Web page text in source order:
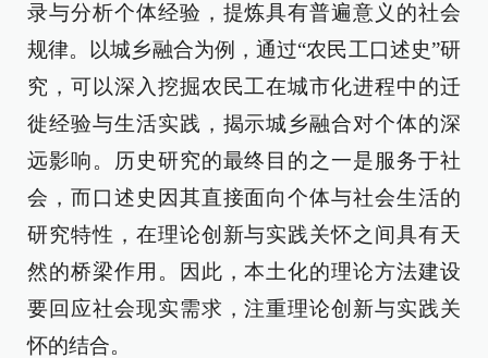
录与分析个体经验，提炼具有普遍意义的社会
规律。以城乡融合为例，通过“农民工口述史”研
究，可以深入挖掘农民工在城市化进程中的迁
徙经验与生活实践，揭示城乡融合对个体的深
远影响。历史研究的最终目的之一是服务于社
会，而口述史因其直接面向个体与社会生活的
研究特性，在理论创新与实践关怀之间具有天
然的桥梁作用。因此，本土化的理论方法建设
要回应社会现实需求，注重理论创新与实践关
怀的结合。